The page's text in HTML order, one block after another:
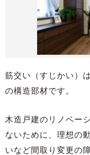
筋交い（すじかい）
の構造部材です。
木造戸建のリノベー
ないために、理想の
いなど間取り変更の